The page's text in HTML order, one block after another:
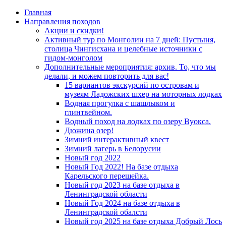
Главная
Направления походов
Акции и скидки!
Активный тур по Монголии на 7 дней: Пустыня,
столица Чингисхана и целебные источники с
гидом-монголом
Дополнительные мероприятия: архив. То, что мы
делали, и можем повторить для вас!
15 вариантов экскурсий по островам и
музеям Ладожских шхер на моторных лодках
Водная прогулка с шашлыком и
глинтвейном.
Водный поход на лодках по озеру Вуокса.
Дюжина озер!
Зимний интерактивный квест
Зимний лагерь в Белорусии
Новый год 2022
Новый Год 2022! На базе отдыха
Карельского перешейка.
Новый год 2023 на базе отдыха в
Ленинградской области
Новый Год 2024 на базе отдыха в
Ленинградской обалсти
Новый год 2025 на базе отдыха Добрый Лось